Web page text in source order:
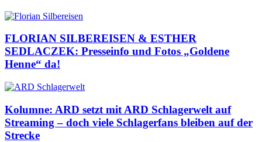
FLORIAN SILBEREISEN & ESTHER
SEDLACZEK: Presseinfo und Fotos „Goldene
Henne“ da!
Kolumne: ARD setzt mit ARD Schlagerwelt auf
Streaming – doch viele Schlagerfans bleiben auf der
Strecke